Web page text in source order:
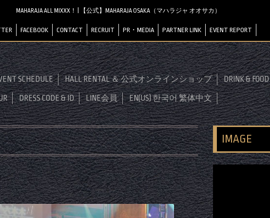
MAHARAJA ALL MIXXX！ | 【公式】MAHARAJA OSAKA（マハラジャ オオサカ）
FACEBOOK CONTACT RECRUIT PR・MEDIA PARTNER LINK EVENT REPORT
SCHEDULE HALL RENTAL ＆ 公式オンラインショップ DRINK & FOOD
DRESS CODE & ID LINE会員 EN(US) 한국어 繁体中文
IMAGE